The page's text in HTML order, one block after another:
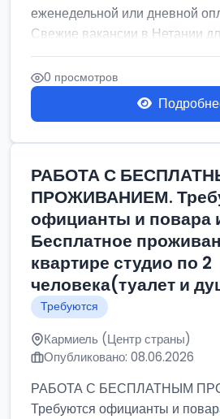
еженедельной или дневной
Свежие вакансии в Нетании дл...
0 просмотров
РАБОТА С
ПРОЖИВАНИЕМ.
официанты и повара
Бесплатное
квартире студио по 2
человека(туалет и
Требуются
Кармиель (Центр страны)
Опубликовано: 08.06.2026
РАБОТА С БЕСПЛАТНЫМ
Требуются официанты и